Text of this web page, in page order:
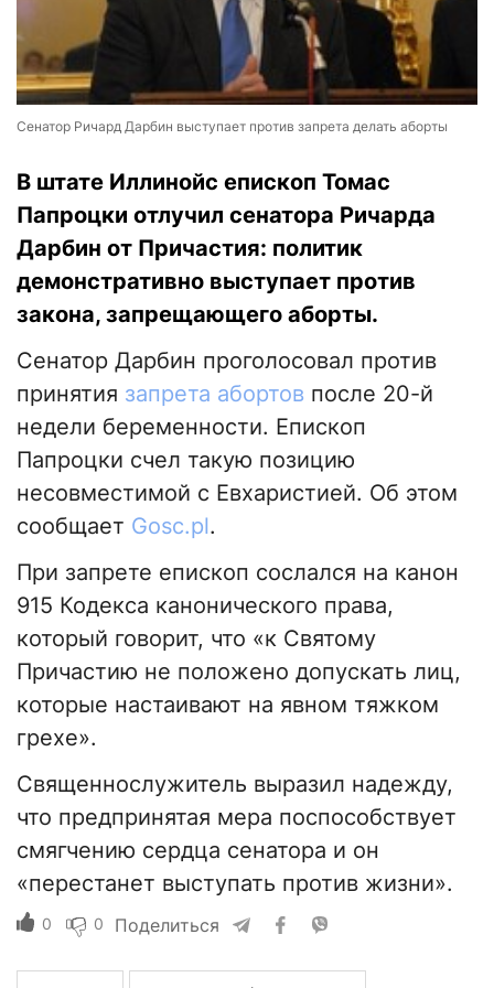
Сенатор Ричард Дарбин выступает против запрета делать аборты
В штате Иллинойс епископ Томас
Папроцки отлучил сенатора Ричарда
Дарбин от Причастия: политик
демонстративно выступает против
закона, запрещающего аборты.
Сенатор Дарбин проголосовал против
принятия запрета абортов после 20-й
недели беременности. Епископ
Папроцки счел такую позицию
несовместимой с Евхаристией. Об этом
сообщает Gosc.pl.
При запрете епископ сослался на канон
915 Кодекса канонического права,
который говорит, что «к Святому
Причастию не положено допускать лиц,
которые настаивают на явном тяжком
грехе».
Священнослужитель выразил надежду,
что предпринятая мера поспособствует
смягчению сердца сенатора и он
«перестанет выступать против жизни».
0 0 Поделиться